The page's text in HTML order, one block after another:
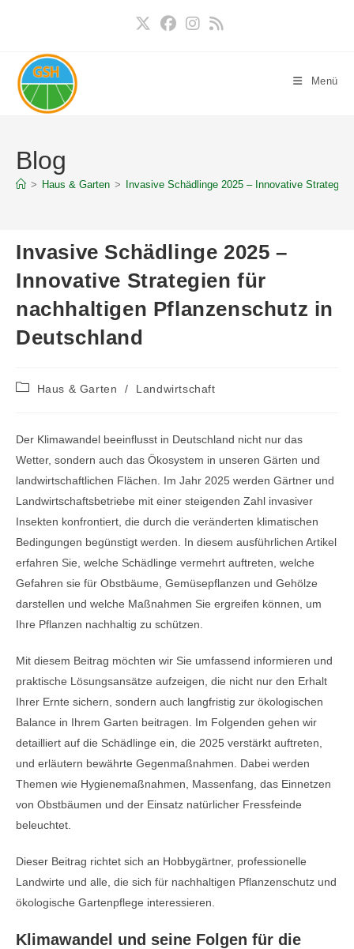
Menü
Blog
> Haus & Garten > Invasive Schädlinge 2025 – Innovative
Invasive Schädlinge 2025 –
Innovative Strategien für
nachhaltigen Pflanzenschutz in
Deutschland
Beitrags-
Haus & Garten / Landwirtschaft
Der Klimawandel beeinflusst in Deutschland nicht nur das
Wetter, sondern auch das Ökosystem in unseren Gärten und
landwirtschaftlichen Flächen. Im Jahr 2025 werden Gärtner und
Landwirtschaftsbetriebe mit einer steigenden Zahl invasiver
Insekten konfrontiert, die durch die veränderten klimatischen
Bedingungen begünstigt werden. In diesem ausführlichen Artikel
erfahren Sie, welche Schädlinge vermehrt auftreten, welche
Gefahren sie für Obstbäume, Gemüsepflanzen und Gehölze
darstellen und welche Maßnahmen Sie ergreifen können, um
Ihre Pflanzen nachhaltig zu schützen.
Mit diesem Beitrag möchten wir Sie umfassend informieren und
praktische Lösungsansätze aufzeigen, die nicht nur den Erhalt
Ihrer Ernte sichern, sondern auch langfristig zur ökologischen
Balance in Ihrem Garten beitragen. Im Folgenden gehen wir
detailliert auf die Schädlinge ein, die 2025 verstärkt auftreten,
und erläutern bewährte Gegenmaßnahmen. Dabei werden
Themen wie Hygienemaßnahmen, Massenfang, das Einnetzen
von Obstbäumen und der Einsatz natürlicher Fressfeinde
beleuchtet.
Dieser Beitrag richtet sich an Hobbygärtner, professionelle
Landwirte und alle, die sich für nachhaltigen Pflanzenschutz und
ökologische Gartenpflege interessieren.
Klimawandel und seine Folgen für die